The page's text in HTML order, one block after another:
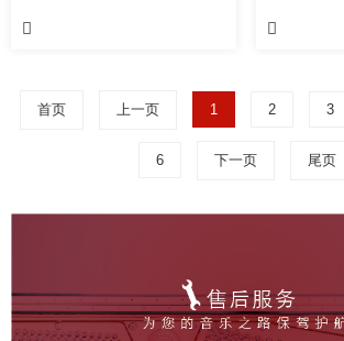
 
首页 上一页 1 2 3
6 下一页 尾页